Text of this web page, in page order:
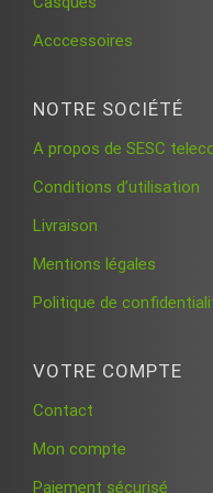
Acccessoires
NOTRE SOCIÉTÉ
A propos de SESC
Conditions d’utilisation
Livraison
Mentions légales
Politique de
VOTRE COMPTE
Contact
Mon compte
Paiement sécurisé